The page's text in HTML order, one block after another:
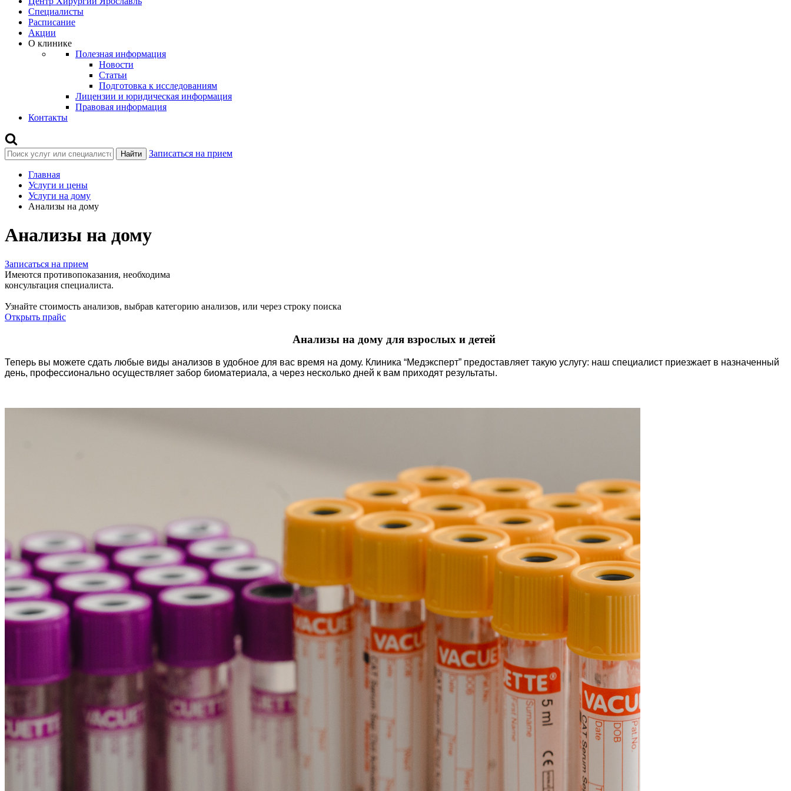
Специалисты
Расписание
Акции
О клинике
Полезная информация
Новости
Статьи
Подготовка к исследованиям
Лицензии и юридическая информация
Правовая информация
Контакты
Найти Записаться на прием
Главная
Услуги и цены
Услуги на дому
Анализы на дому
Анализы на дому
Записаться на прием
Имеются противопоказания, необходима
консультация специалиста.
Узнайте стоимость анализов, выбрав категорию анализов, или через строку поиска
Открыть прайс
Анализы на дому для взрослых и детей
Теперь вы можете сдать любые виды анализов в удобное для вас время на дому. Клиника “Медэксперт” предоставляет такую услугу: наш специалист приезжает в назначенный
день, профессионально осуществляет забор биоматериала, а через несколько дней к вам приходят результаты.